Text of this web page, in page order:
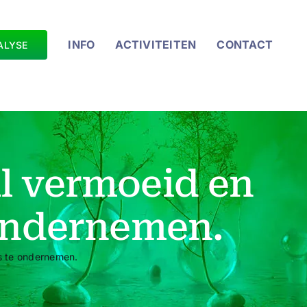
INFO ACTIVITEITEN CONTACT
vermoeid en
ondernemen.